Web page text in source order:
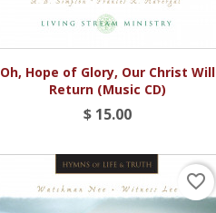
Vista rápida
Oh, Hope of Glory, Our Christ Will
Return (Music CD)
$ 15.00
favorite_border